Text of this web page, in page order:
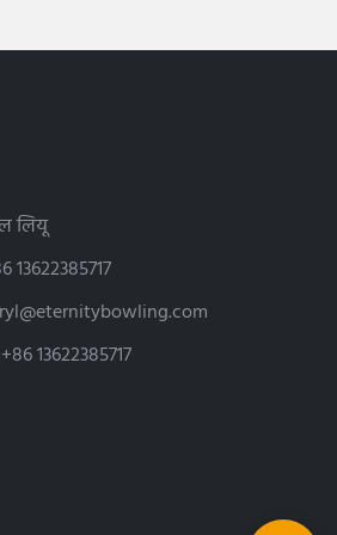
लियू
13622385717
13622385717